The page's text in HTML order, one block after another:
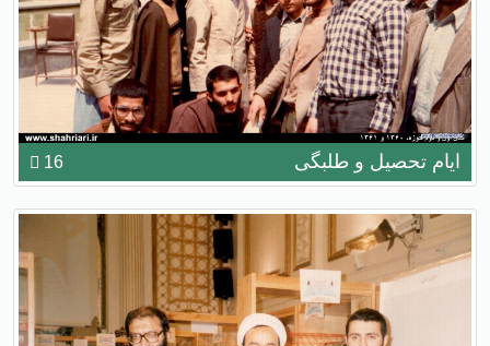
ایام تحصیل و طلبگی 16